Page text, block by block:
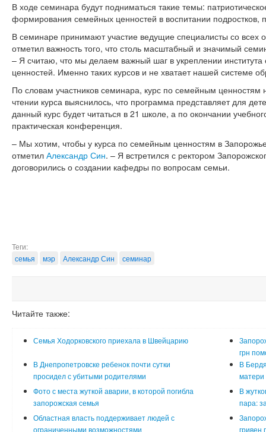
В ходе семинара будут подниматься такие темы:
формирования семейных ценностей в воспитании подростков,
В семинаре принимают участие ведущие специалисты со всех
отметил важность того, что столь масштабный и значимый
– Я считаю, что мы делаем важный шаг в укреплении
ценностей. Именно таких курсов и не хватает нашей системе
По словам участников семинара, курс по семейным
чтении курса выяснилось, что программа представляет для
данный курс будет читаться в 21 школе, а по окончании
практическая конференция.
– Мы хотим, чтобы у курса по семейным ценностям в
отметил Александр Син. – Я встретился с ректором
договорились о создании кафедры по вопросам семьи.
Теги:
семья
мэр Александр Син семинар
Читайте также:
Семья Ходорковского приехала в Швейцарию
грн
В Днепропетровске ребенок почти сутки
просидел с убитыми родителями
В
матери
Фото с места жуткой аварии, в которой погибла
запорожская семья
В
пара:
Областная власть поддерживает людей с
ограниченными возможностями
гривен